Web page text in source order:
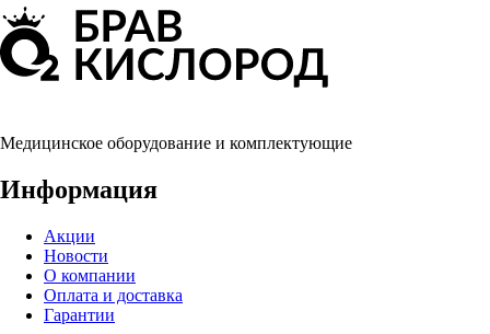
Медицинское оборудование и комплектующие
Информация
Акции
Новости
О компании
Оплата и доставка
Гарантии